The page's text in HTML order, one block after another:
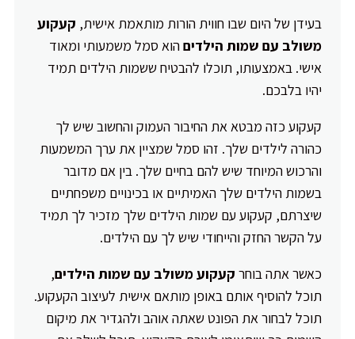
בעידן של היום שבו חווית הורות מותאמת אישית, קעקוע
משולב עם שמות הילדיםהוא סמל משמעותי ומאוד
אישי. באמצעותו, תוכלו להבטיח ששמות הילדים תמיד
יהיו בלבכם.
קעקוע כזה מבטא את החיבור העמוק והחשוב שיש לך
כהורה לילדים שלך. זהו סמל שמציין את ערך המשמעות
והרכוש המיוחד שיש להם בחיים שלך. בין אם מדובר
בשמות הילדים שלך האמיתיים או בכינויים משפחתיים
שיצרתם, קעקוע עם שמות הילדים שלך מזכיר לך תמיד
על הקשר החזק והייחודי שיש לך עם הילדים.
כאשר אתה בוחר קעקוע משולב עם שמות הילדים,
תוכל להוסיף אותם באופן מותאם אישית לעיצוב הקעקוע.
תוכל לבחור את הפונט שאתה אוהב ולהגדיר את מיקום